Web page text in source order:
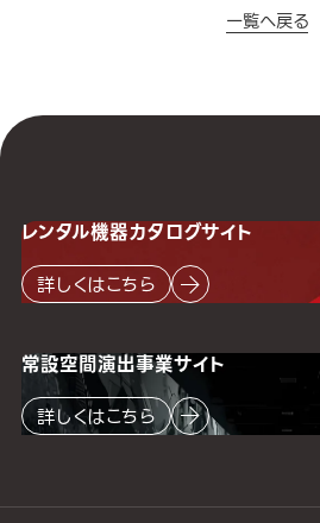
一覧へ戻る
レンタル機器カタログサイト
詳しくはこちら
常設空間演出事業サイト
詳しくはこちら